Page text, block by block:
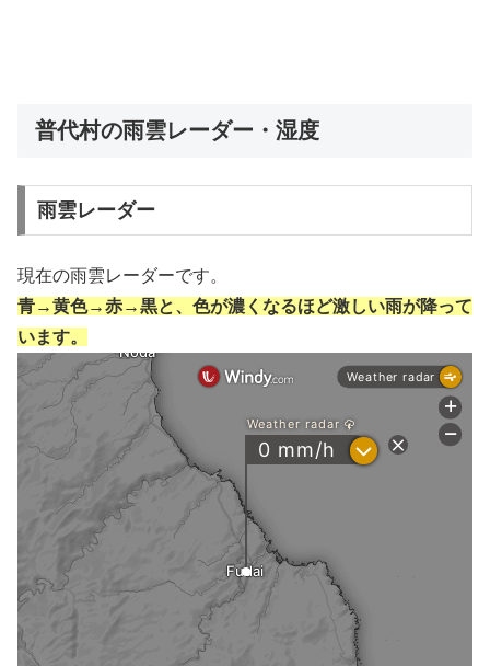
普代村の雨雲レーダー・湿度
雨雲レーダー
現在の雨雲レーダーです。
青→黄色→赤→黒と、色が濃くなるほど激しい雨が降って
います。